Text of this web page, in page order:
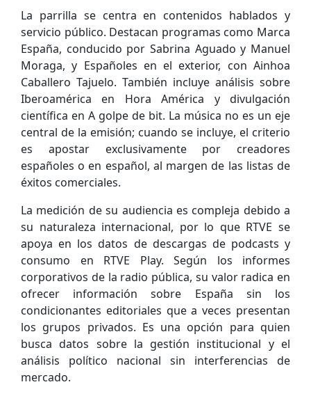
La parrilla se centra en contenidos hablados y
servicio público. Destacan programas como Marca
España, conducido por Sabrina Aguado y Manuel
Moraga, y Españoles en el exterior, con Ainhoa
Caballero Tajuelo. También incluye análisis sobre
Iberoamérica en Hora América y divulgación
científica en A golpe de bit. La música no es un eje
central de la emisión; cuando se incluye, el criterio
es apostar exclusivamente por creadores
españoles o en español, al margen de las listas de
éxitos comerciales.
La medición de su audiencia es compleja debido a
su naturaleza internacional, por lo que RTVE se
apoya en los datos de descargas de podcasts y
consumo en RTVE Play. Según los informes
corporativos de la radio pública, su valor radica en
ofrecer información sobre España sin los
condicionantes editoriales que a veces presentan
los grupos privados. Es una opción para quien
busca datos sobre la gestión institucional y el
análisis político nacional sin interferencias de
mercado.